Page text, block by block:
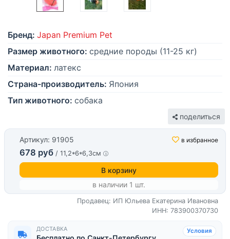
Бренд: Japan Premium Pet
Размер животного: средние породы (11-25 кг)
Материал: латекс
Страна-производитель: Япония
Тип животного: собака
поделиться
Артикул: 91905 в избранное
678 руб / 11,2*6*6,3см
В корзину
в наличии 1 шт.
Продавец: ИП Юльева Екатерина Ивановна
ИНН: 783900370730
ДОСТАВКА Условия